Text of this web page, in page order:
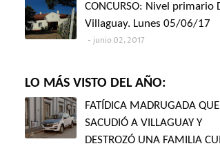
CONCURSO: Nivel primario
Villaguay. Lunes 05/06/17
junio 02, 2017
LO MÁS VISTO DEL AÑO:
FATÍDICA MADRUGADA QUE
SACUDIÓ A VILLAGUAY Y
DESTROZÓ UNA FAMILIA